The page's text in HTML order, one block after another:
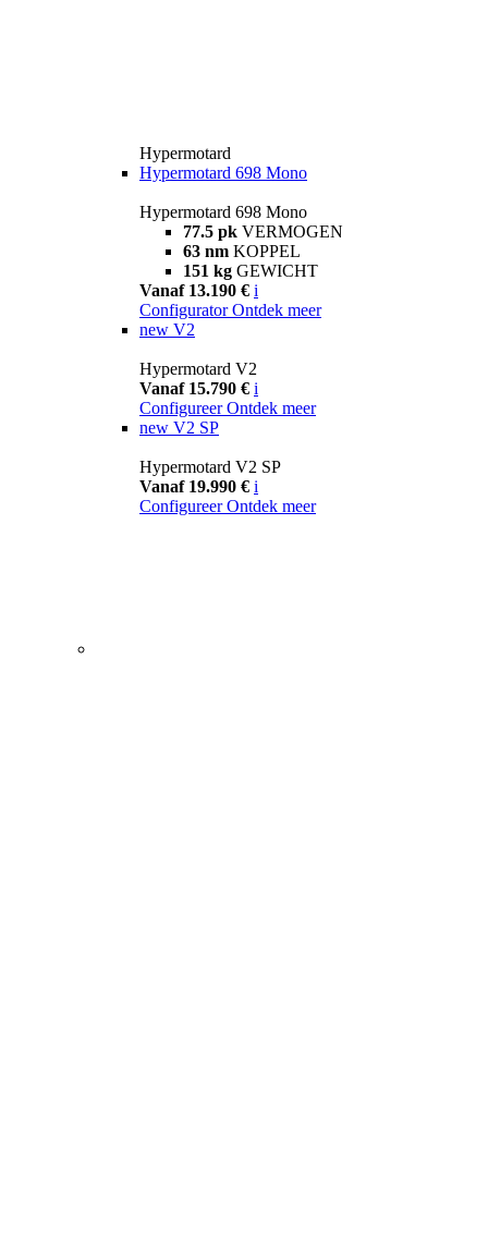
Hypermotard
Hypermotard 698 Mono
Hypermotard 698 Mono
77.5 pk VERMOGEN
63 nm KOPPEL
151 kg GEWICHT
Vanaf 13.190 € i
Configurator Ontdek meer
new V2
Hypermotard V2
Vanaf 15.790 € i
Configureer Ontdek meer
new V2 SP
Hypermotard V2 SP
Vanaf 19.990 € i
Configureer Ontdek meer